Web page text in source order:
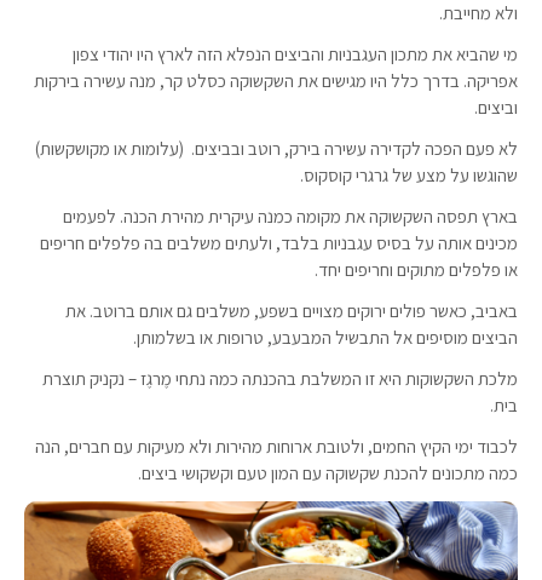
ולא מחייבת.
מי שהביא את מתכון העגבניות והביצים הנפלא הזה לארץ היו יהודי צפון
אפריקה. בדרך כלל היו מגישים את השקשוקה כסלט קר, מנה עשירה בירקות
וביצים.
לא פעם הפכה לקדירה עשירה בירק, רוטב ובביצים. (עלומות או מקושקשות)
שהוגשו על מצע של גרגרי קוסקוס.
בארץ תפסה השקשוקה את מקומה כמנה עיקרית מהירת הכנה. לפעמים
מכינים אותה על בסיס עגבניות בלבד, ולעתים משלבים בה פלפלים חריפים
או פלפלים מתוקים וחריפים יחד.
באביב, כאשר פולים ירוקים מצויים בשפע, משלבים גם אותם ברוטב. את
הביצים מוסיפים אל התבשיל המבעבע, טרופות או בשלמותן.
מלכת השקשוקות היא זו המשלבת בהכנתה כמה נתחי מֶרגֶז – נקניק תוצרת
בית.
לכבוד ימי הקיץ החמים, ולטובת ארוחות מהירות ולא מעיקות עם חברים, הנה
כמה מתכונים להכנת שקשוקה עם המון טעם וקשקושי ביצים.